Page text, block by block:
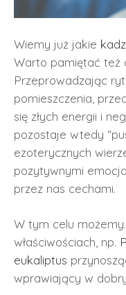
Wiemy już jakie
Warto pamiętać też
Przeprowadzając
pomieszczenia,
się złych energii i
pozostaje wtedy
ezoterycznych
pozytywnymi
przez nas cechami.
W tym celu
właściwościach, np.
eukaliptus
wprawiający w